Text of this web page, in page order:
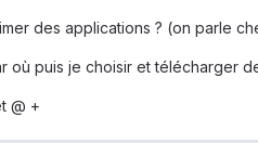
des applications ? (on parle
où puis je choisir et télécharger
@ +